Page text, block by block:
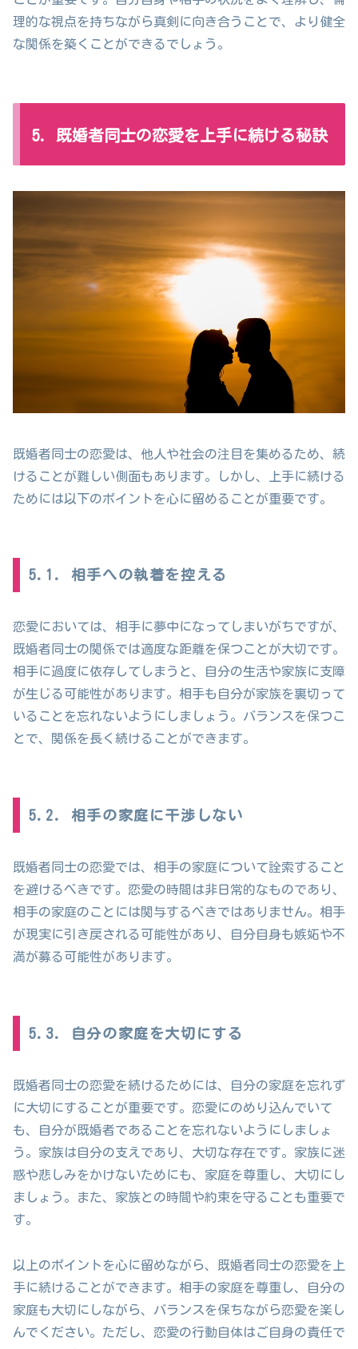
理的な視点を持ちながら真剣に向き合うことで、より健全
な関係を築くことができるでしょう。
5. 既婚者同士の恋愛を上手に続ける秘訣
既婚者同士の恋愛は、他人や社会の注目を集めるため、続
けることが難しい側面もあります。しかし、上手に続ける
ためには以下のポイントを心に留めることが重要です。
5.1. 相手への執着を控える
恋愛においては、相手に夢中になってしまいがちですが、
既婚者同士の関係では適度な距離を保つことが大切です。
相手に過度に依存してしまうと、自分の生活や家族に支障
が生じる可能性があります。相手も自分が家族を裏切って
いることを忘れないようにしましょう。バランスを保つこ
とで、関係を長く続けることができます。
5.2. 相手の家庭に干渉しない
既婚者同士の恋愛では、相手の家庭について詮索すること
を避けるべきです。恋愛の時間は非日常的なものであり、
相手の家庭のことには関与するべきではありません。相手
が現実に引き戻される可能性があり、自分自身も嫉妬や不
満が募る可能性があります。
5.3. 自分の家庭を大切にする
既婚者同士の恋愛を続けるためには、自分の家庭を忘れず
に大切にすることが重要です。恋愛にのめり込んでいて
も、自分が既婚者であることを忘れないようにしましょ
う。家族は自分の支えであり、大切な存在です。家族に迷
惑や悲しみをかけないためにも、家庭を尊重し、大切にし
ましょう。また、家族との時間や約束を守ることも重要で
す。
以上のポイントを心に留めながら、既婚者同士の恋愛を上
手に続けることができます。相手の家庭を尊重し、自分の
家庭も大切にしながら、バランスを保ちながら恋愛を楽し
んでください。ただし、恋愛の行動自体はご自身の責任で